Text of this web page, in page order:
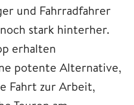
und Fahrradfahrer
stark hinterher.
erhalten
potente Alternative,
Fahrt zur Arbeit,